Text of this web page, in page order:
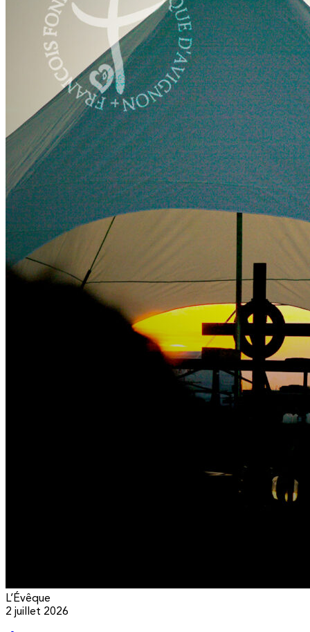
L’Évêque
2 juillet 2026